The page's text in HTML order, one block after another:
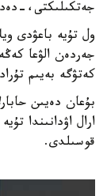
جەتكىلىكتى،-
ول تۇيە باعۋدى
جەردەن الۋعا
كەتۋگە بەيىم
بۇعان دەيىن
ارال اۋدانىندا
قوسىلدى.